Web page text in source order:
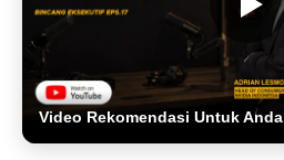
Video Rekomendasi Untuk Anda